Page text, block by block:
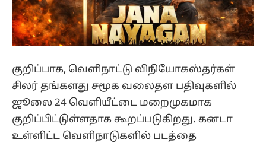
குறிப்பாக, வெளிநாட்டு விநியோகஸ்தர்கள்
சிலர் தங்களது சமூக வலைதள பதிவுகளில்
ஜூலை 24 வெளியீட்டை மறைமுகமாக
குறிப்பிட்டுள்ளதாக கூறப்படுகிறது. கனடா
உள்ளிட்ட வெளிநாடுகளில் படத்தை